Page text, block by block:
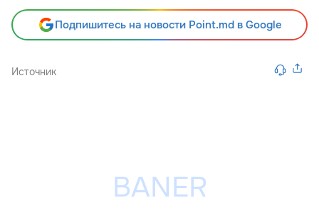
Подпишитесь на новости Point.md в Google
Источник